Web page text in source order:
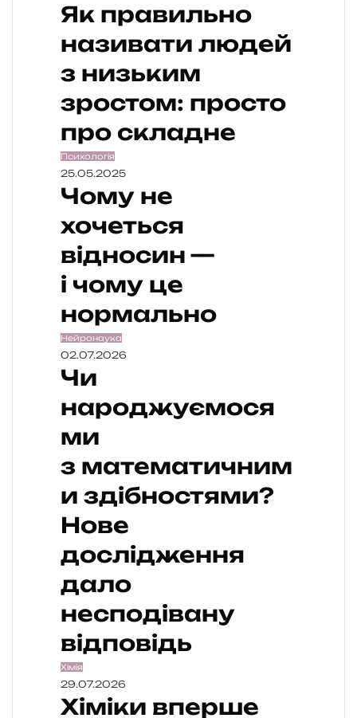
Як правильно
називати людей
з низьким
зростом: просто
про складне
Психологія
25.05.2025
Чому не
хочеться
відносин —
і чому це
нормально
Нейронаука
02.07.2026
Чи
народжуємося
ми
з математичним
и здібностями?
Нове
дослідження
дало
несподівану
відповідь
Хімія
29.07.2026
Хіміки вперше